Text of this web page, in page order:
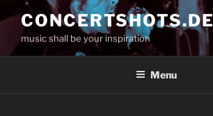
to
content
CONCERTSHOTS.DE
music shall be your inspiration
Menu